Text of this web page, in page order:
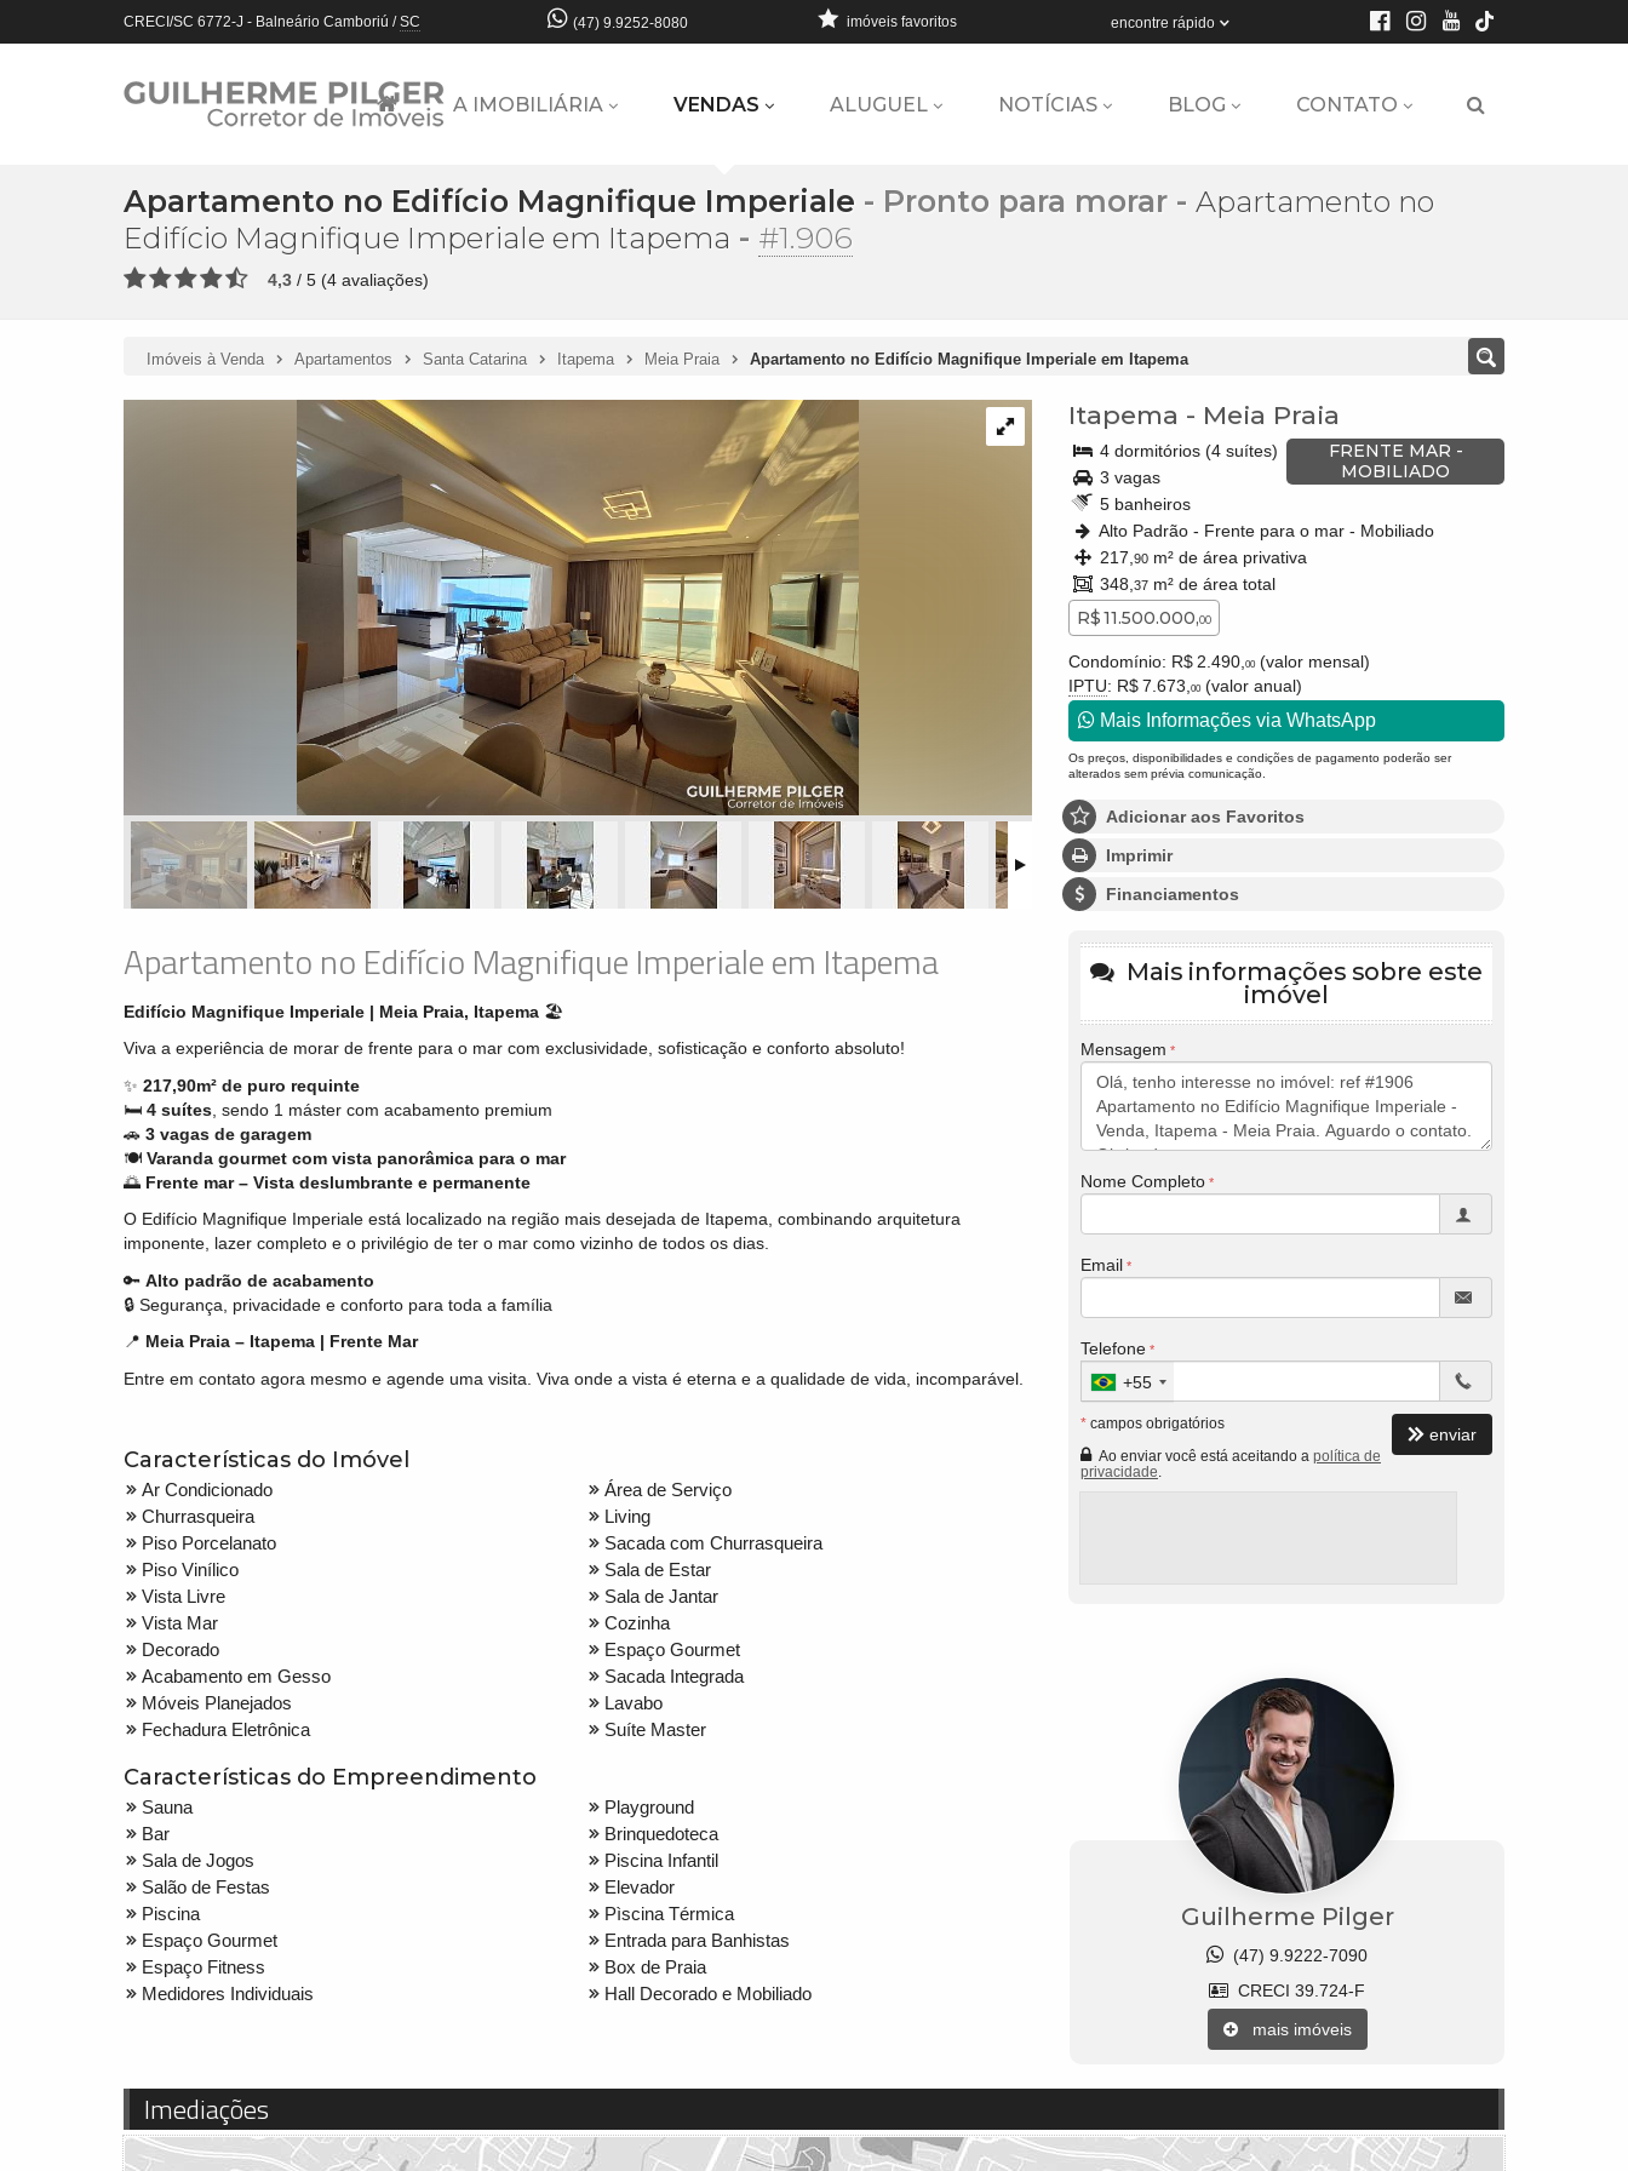
CRECI/SC 6772-J - Balneário Camboriú /SC (47) 9.9252-8080 encontre rápido
imóveis favoritos
A IMOBILIÁRIA VENDAS ALUGUEL NOTÍCIAS BLOG CONTATO
Apartamento no Edifício Magnifique Imperiale - Pronto para morar - Apartamento no
Edifício Magnifique Imperiale em Itapema - #1.906
4,3 / 5 (4 avaliações)
Imóveis à Venda Apartamentos Santa Catarina Itapema Meia Praia Apartamento no Edifício Magnifique Imperiale em Itapema
Apartamento no Edifício Magnifique Imperiale em Itapema
Edifício Magnifique Imperiale | Meia Praia, Itapema 🏖
Viva a experiência de morar de frente para o mar com exclusividade, sofisticação e conforto absoluto!
✨ 217,90m² de puro requinte
🛏 4 suítes , sendo 1 máster com acabamento premium
🚗 3 vagas de garagem
🍽 Varanda gourmet com vista panorâmica para o mar
🌅 Frente mar – Vista deslumbrante e permanente
O Edifício Magnifique Imperiale está localizado na região mais desejada de Itapema, combinando arquitetura
imponente, lazer completo e o privilégio de ter o mar como vizinho de todos os dias.
🔑 Alto padrão de acabamento
🔒 Segurança, privacidade e conforto para toda a família
📍 Meia Praia – Itapema | Frente Mar
Entre em contato agora mesmo e agende uma visita. Viva onde a vista é eterna e a qualidade de vida, incomparável.
Características do Imóvel
Ar Condicionado
Churrasqueira
Piso Porcelanato
Piso Vinílico
Vista Livre
Vista Mar
Decorado
Acabamento em Gesso
Móveis Planejados
Fechadura Eletrônica
Área de Serviço
Living
Sacada com Churrasqueira
Sala de Estar
Sala de Jantar
Cozinha
Espaço Gourmet
Sacada Integrada
Lavabo
Suíte Master
Características do Empreendimento
Sauna
Bar
Sala de Jogos
Salão de Festas
Piscina
Espaço Gourmet
Espaço Fitness
Medidores Individuais
Playground
Brinquedoteca
Piscina Infantil
Elevador
Pìscina Térmica
Entrada para Banhistas
Box de Praia
Hall Decorado e Mobiliado
Itapema - Meia Praia
FRENTE MAR -
MOBILIADO
4 dormitórios (4 suítes)
3 vagas
5 banheiros
Alto Padrão - Frente para o mar - Mobiliado
217, 90 m² de área privativa
348, 37 m² de área total
R$ 11.500.000,00
Condomínio: R$ 2.490, 00 (valor mensal)
IPTU: R$ 7.673, 00 (valor anual)
Mais Informações via WhatsApp
Os preços, disponibilidades e condições de pagamento poderão ser
alterados sem prévia comunicação.
Adicionar aos Favoritos
Imprimir
Financiamentos
Mais informações sobre este
imóvel
Mensagem
Nome Completo
Email
Telefone
+55
* campos obrigatórios
Ao enviar você está aceitando a política de
privacidade
enviar
Guilherme Pilger
(47) 9.9222-7090
CRECI 39.724-F
mais imóveis
Imediações